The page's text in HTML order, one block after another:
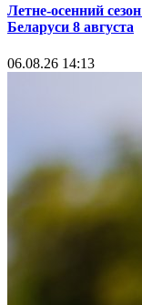
Летне-осенний
Беларуси 8 августа
06.08.26 14:13